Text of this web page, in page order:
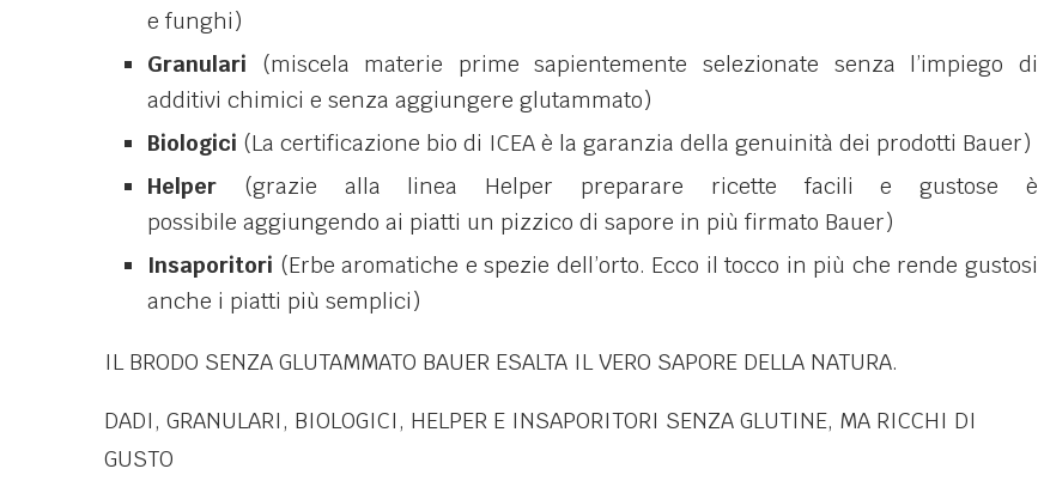
e funghi)
Granulari (miscela materie prime sapientemente selezionate senza l’impiego di
additivi chimici e senza aggiungere glutammato)
Biologici (La certificazione bio di ICEA è la garanzia della genuinità dei prodotti Bauer)
Helper (grazie alla linea Helper preparare ricette facili e gustose è
possibile aggiungendo ai piatti un pizzico di sapore in più firmato Bauer)
Insaporitori (Erbe aromatiche e spezie dell’orto. Ecco il tocco in più che rende gustosi
anche i piatti più semplici)
IL BRODO SENZA GLUTAMMATO BAUER ESALTA IL VERO SAPORE DELLA NATURA.
DADI, GRANULARI, BIOLOGICI, HELPER E INSAPORITORI SENZA GLUTINE, MA RICCHI DI
GUSTO